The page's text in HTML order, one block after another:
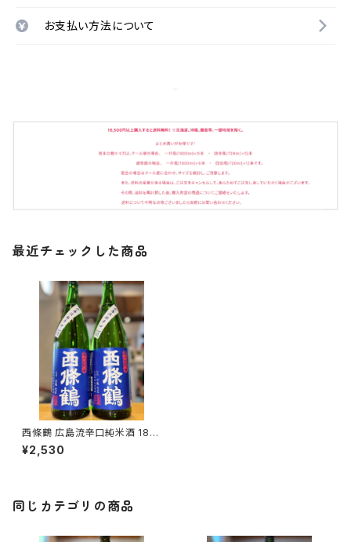
お支払い方法について
最近チェックした商品
西條鶴 広島流辛口純米酒 180
0ml １本（西條鶴醸造・広島県
東広島市西条本町）
¥2,530
同じカテゴリの商品